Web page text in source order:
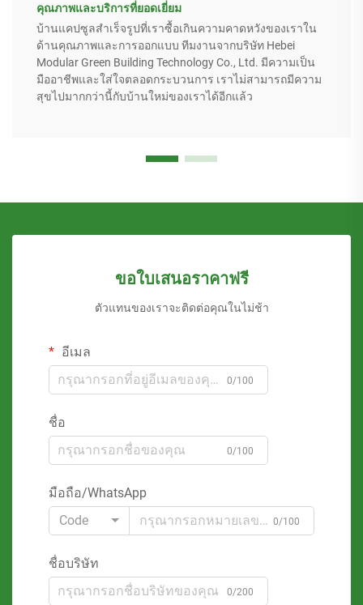
คุณภาพและบริการที่ยอดเยี่ยม
บ้านแคปซูลสำเร็จรูปที่เราซื้อเกินความคาดหวังของเราใน
ด้านคุณภาพและการออกแบบ ทีมงานจากบริษัท Hebei
Modular Green Building Technology Co., Ltd. มีความเป็น
มืออาชีพและใส่ใจตลอดกระบวนการ เราไม่สามารถมีความ
สุขไปมากกว่านี้กับบ้านใหม่ของเราได้อีกแล้ว
ขอใบเสนอราคาฟรี
ตัวแทนของเราจะติดต่อคุณในไม่ช้า
อีเมล
0/100
ชื่อ
0/100
มือถือ/WhatsApp
Code
0/100
ชื่อบริษัท
0/200